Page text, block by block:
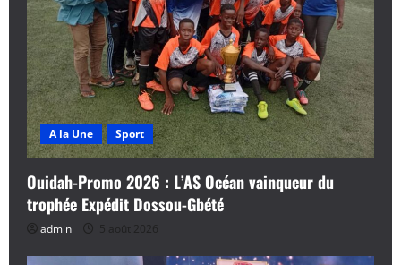
A la Une Sport
Ouidah-Promo 2026 : L’AS Océan vainqueur du
trophée Expédit Dossou-Gbété
admin 5 août 2026